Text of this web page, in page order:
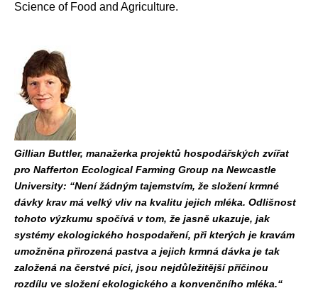
Science of Food and Agriculture.
Gillian Buttler, manažerka projektů hospodářských zvířat
pro Nafferton Ecological Farming Group na Newcastle
University: “Není žádným tajemstvím, že složení krmné
dávky krav má velký vliv na kvalitu jejich mléka. Odlišnost
tohoto výzkumu spočívá v tom, že jasně ukazuje, jak
systémy ekologického hospodaření, při kterých je kravám
umožněna přirozená pastva a jejich krmná dávka je tak
založená na čerstvé píci, jsou nejdůležitější příčinou
rozdílu ve složení ekologického a konvenčního mléka.“